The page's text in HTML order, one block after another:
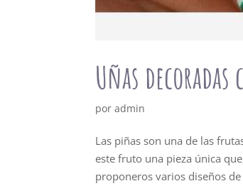
Uñas
poradmin
Las piñas son una de las
este fruto una pieza única
proponeros varios diseños